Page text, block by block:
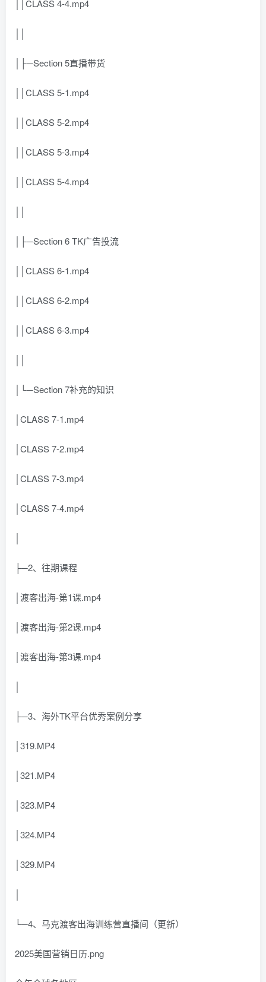
││CLASS 4-4.mp4
│├─Section 5直播带货
││CLASS 5-1.mp4
││CLASS 5-2.mp4
││CLASS 5-3.mp4
││CLASS 5-4.mp4
│├─Section 6 TK广告投流
││CLASS 6-1.mp4
││CLASS 6-2.mp4
││CLASS 6-3.mp4
│└─Section 7补充的知识
│CLASS 7-1.mp4
│CLASS 7-2.mp4
│CLASS 7-3.mp4
│CLASS 7-4.mp4
├─2、往期课程
│渡客出海-第1课.mp4
│渡客出海-第2课.mp4
│渡客出海-第3课.mp4
├─3、海外TK平台优秀案例分享
│319.MP4
│321.MP4
│323.MP4
│324.MP4
│329.MP4
└─4、马克渡客出海训练营直播间（更新）
2025美国营销日历.png